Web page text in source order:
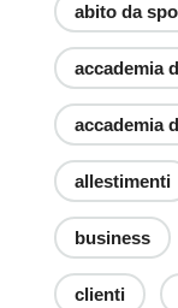
abito da
accademia
accademia
allestimenti
business
clienti